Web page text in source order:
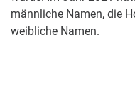
männliche Namen, die
weibliche Namen.